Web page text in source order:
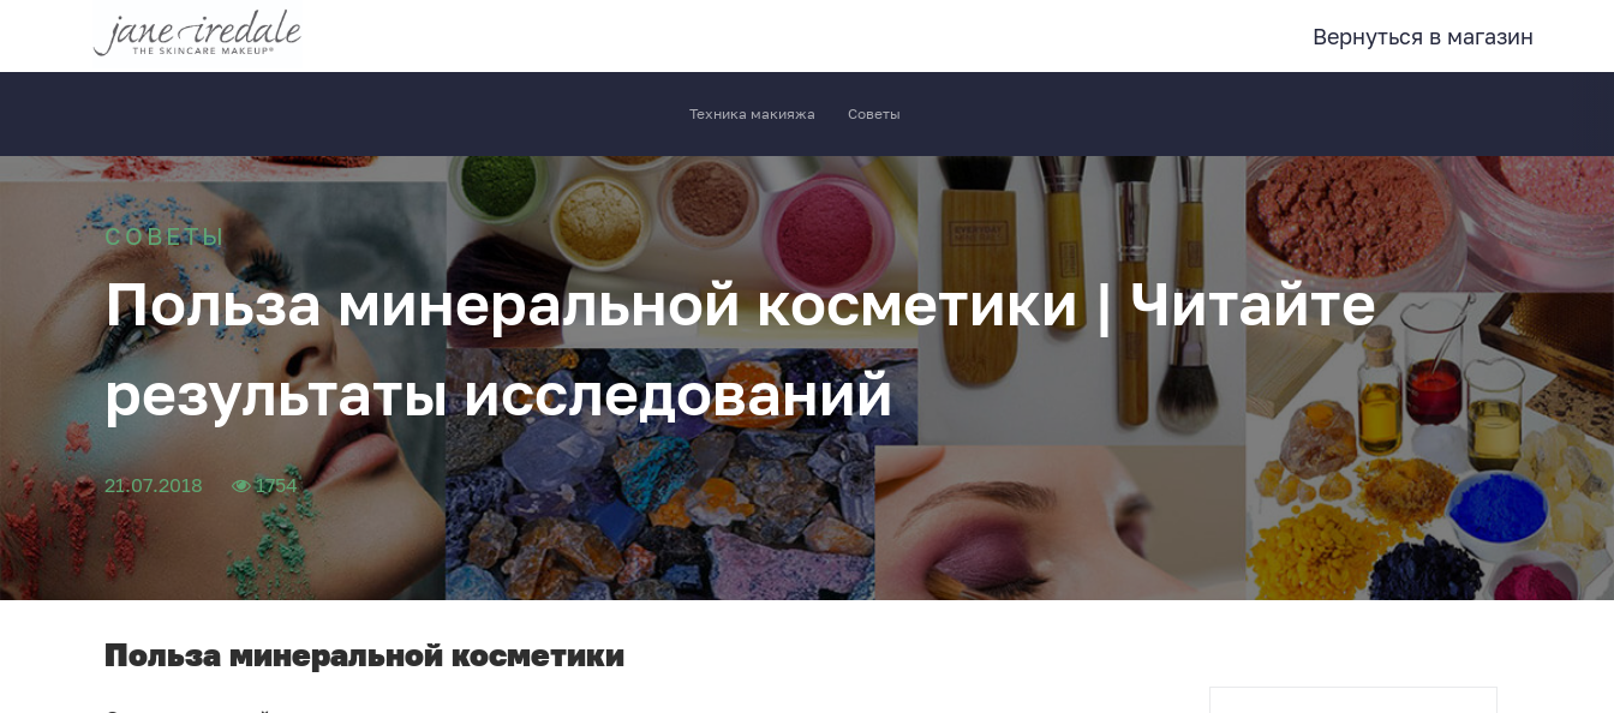
Вернуться в магазин
Техника макияжа Советы
СОВЕТЫ
Польза минеральной косметики | Читайте
результаты исследований
21.07.2018 1754
Польза минеральной косметики